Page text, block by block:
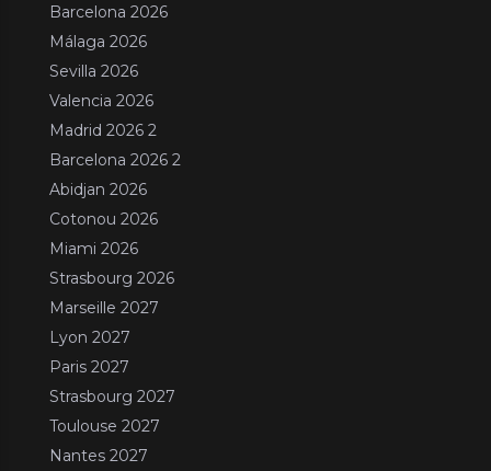
Barcelona 2026
Málaga 2026
Sevilla 2026
Valencia 2026
Madrid 2026 2
Barcelona 2026 2
Abidjan 2026
Cotonou 2026
Miami 2026
Strasbourg 2026
Marseille 2027
Lyon 2027
Paris 2027
Strasbourg 2027
Toulouse 2027
Nantes 2027